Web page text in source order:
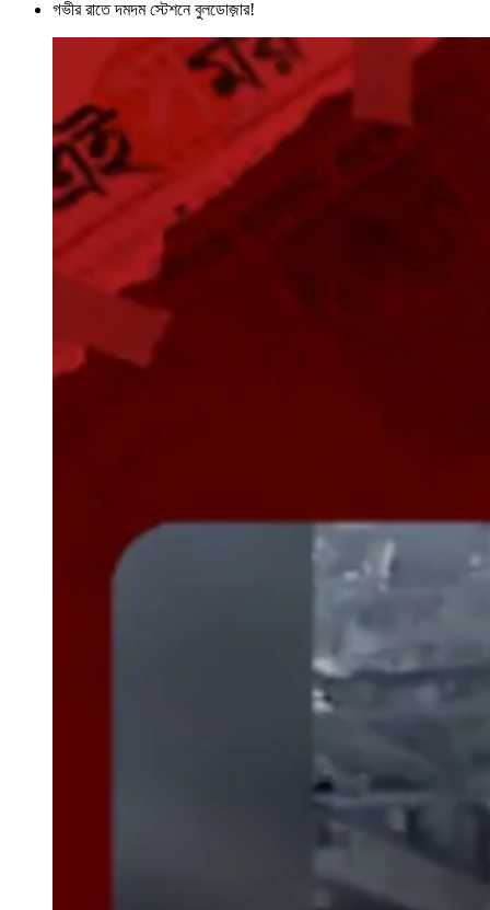
গভীর রাতে দমদম স্টেশনে বুলডোজ়ার!